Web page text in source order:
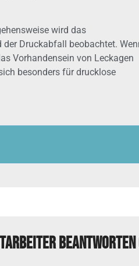
wird das
Druckabfall beobachtet.
Vorhandensein von Leckagen
besonders für drucklose
beantworten